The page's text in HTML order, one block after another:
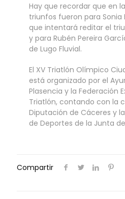
Hay que recordar que en
triunfos fueron para Sonia
que intentará reditar el
y para Rubén Pereira
de Lugo Fluvial.
El XV Triatlón Olímpico
está organizado por el
Plasencia y la Federación
Triatlón, contando con la
Diputación de Cáceres y
de Deportes de la Junta
Compartir